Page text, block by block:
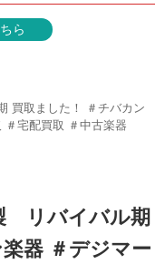
ら
買取ました！ ＃チバカン
宅配買取 ＃中古楽器
リバイバル期
器 ＃デジマー